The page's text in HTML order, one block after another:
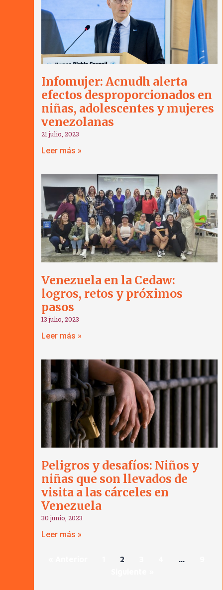
Infomujer: Acnudh alerta
efectos desproporcionados en
niñas, adolescentes y mujeres
venezolanas
21 julio, 2023
Leer más »
Venezuela en la Cedaw:
logros, retos y próximos
pasos
13 julio, 2023
Leer más »
Peligros y desafíos: Niños y
niñas que son llevados de
visita a las cárceles en
Venezuela
30 junio, 2023
Leer más »
2 …